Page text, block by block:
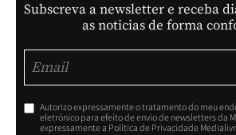
Subscreva a newsletter e receba
as noticias de forma
Autorizo expressamente o tratamento do meu
eletrónico para efeito de envio de newsletters da
expressamente a Política de Privacidade